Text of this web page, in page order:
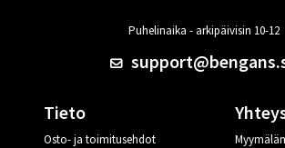
Puhelinaika - arkipäivisin 10-12
Tieto
Osto- ja toimitusehdot